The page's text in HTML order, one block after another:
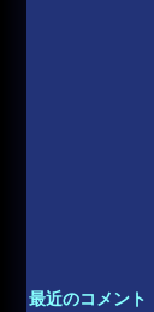
最近のコメント